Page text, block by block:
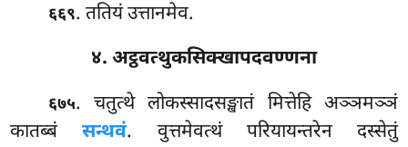
६६९. ततियं उत्तानमेव.
४. अट्ठवत्थुकसिक्खापदवण्णना
६७५. चतुत्थेलोकस्सादसङ्खातं मित्तेहि अञ्ञमञ्ञं
कातब्बंसन्थवं. वुत्तमेवत्थं परियायन्तरेन दस्सेतुं